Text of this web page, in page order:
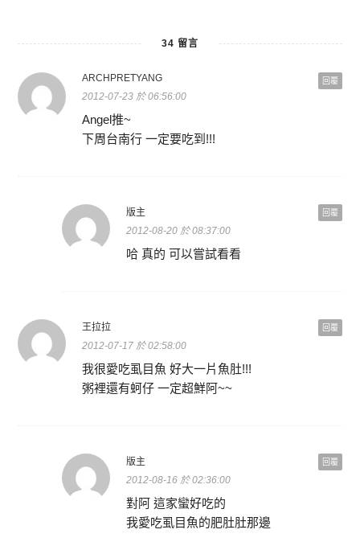
34 留言
回覆
ARCHPRETYANG
2012-07-23 於 06:56:00
Angel推~
下周台南行 一定要吃到!!!
回覆
版主
2012-08-20 於 08:37:00
哈 真的 可以嘗試看看
回覆
王拉拉
2012-07-17 於 02:58:00
我很愛吃虱目魚 好大一片魚肚!!!
粥裡還有蚵仔 一定超鮮阿~~
回覆
版主
2012-08-16 於 02:36:00
對阿 這家蠻好吃的
我愛吃虱目魚的肥肚肚那邊